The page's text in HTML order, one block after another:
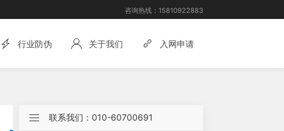
咨询热线： 15810922883
行业防伪 关于我们 入网申请
联系我们：010-60700691